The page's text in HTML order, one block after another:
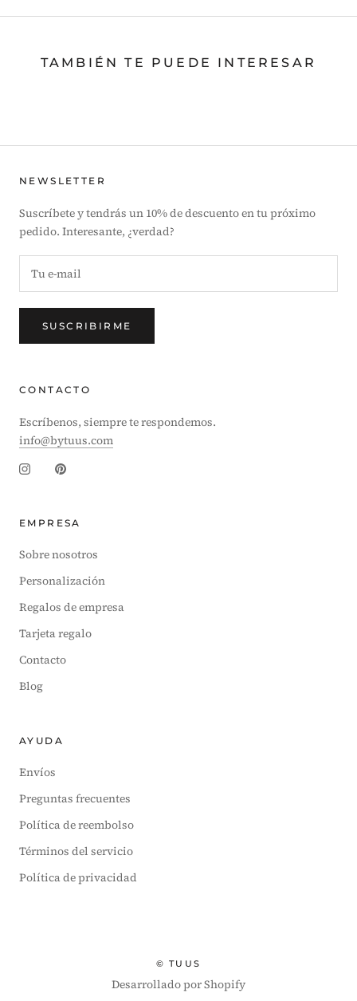
TAMBIÉN TE PUEDE INTERESAR
NEWSLETTER
Suscríbete y tendrás un 10% de descuento en tu próximo
pedido. Interesante, ¿verdad?
SUSCRIBIRME
CONTACTO
Escríbenos, siempre te respondemos.
info@bytuus.com
EMPRESA
Sobre nosotros
Personalización
Regalos de empresa
Tarjeta regalo
Contacto
Blog
AYUDA
Envíos
Preguntas frecuentes
Política de reembolso
Términos del servicio
Política de privacidad
© TUUS
Desarrollado por Shopify